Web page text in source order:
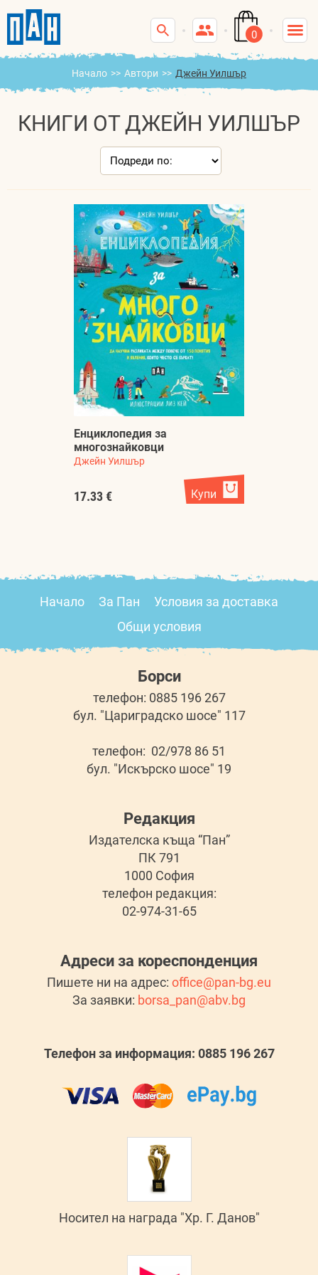
0
Начало >> Автори >> Джейн Уилшър
КНИГИ ОТ ДЖЕЙН УИЛШЪР
Енциклопедия за
многознайковци
Джейн Уилшър
17.33 € Купи
Начало За Пан
Условия за доставка
Общи условия
Борси
телефон: 0885 196 267
бул. "Цариградско шосе" 117
телефон: 02/978 86 51
бул. "Искърско шосе" 19
Редакция
Издателска къща “Пан”
ПК 791
1000 София
телефон редакция:
02-974-31-65
Адреси за кореспонденция
Пишете ни на адрес: office@pan-bg.eu
За заявки: borsa_pan@abv.bg
Телефон за информация: 0885 196 267
Носител на награда "Хр. Г. Данов"